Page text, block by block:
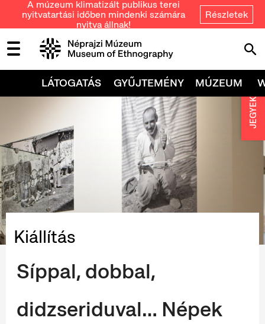
A múzeum klimatizált publikus terei
nyitvatartási időben mindenki számára
nyitva állnak!
Részletek
LÁTOGATÁS GYŰJTEMÉNY MÚZEUM
Kiállítás
Síppal, dobbal,
didzseriduval… Népek
JEGYEK